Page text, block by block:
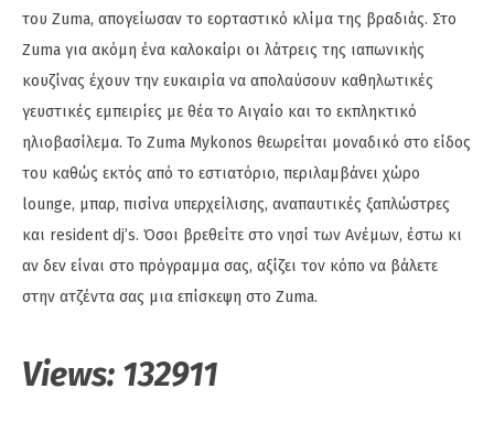
του Zuma, απογείωσαν το εορταστικό κλίμα της βραδιάς. Στο
Zuma για ακόμη ένα καλοκαίρι οι λάτρεις της ιαπωνικής
κουζίνας έχουν την ευκαιρία να απολαύσουν καθηλωτικές
γευστικές εμπειρίες με θέα το Αιγαίο και το εκπληκτικό
ηλιοβασίλεμα. Το Zuma Mykonos θεωρείται μοναδικό στο είδος
του καθώς εκτός από το εστιατόριο, περιλαμβάνει χώρο
lounge, μπαρ, πισίνα υπερχείλισης, αναπαυτικές ξαπλώστρες
και resident dj’s. Όσοι βρεθείτε στο νησί των Ανέμων, έστω κι
αν δεν είναι στο πρόγραμμα σας, αξίζει τον κόπο να βάλετε
στην ατζέντα σας μια επίσκεψη στο Zuma.
Views: 132911